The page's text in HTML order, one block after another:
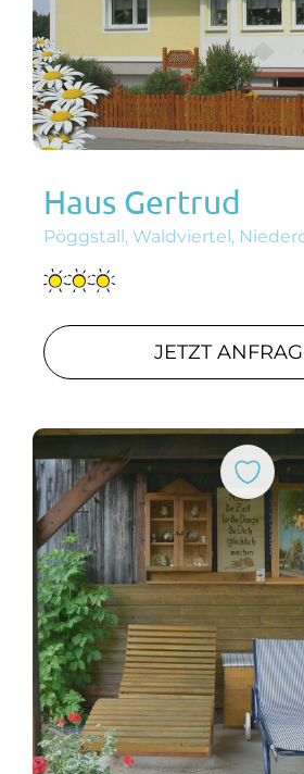
Haus Gertrud
Pöggstall, Waldviertel,
JETZT